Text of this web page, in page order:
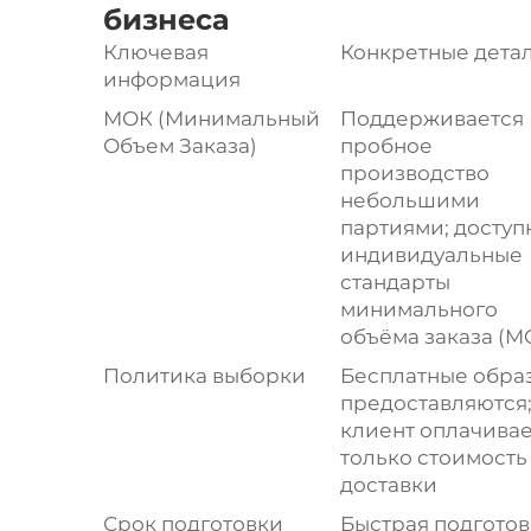
бизнеса
Ключевая
информация
Конкретные
МОК (Минимальный
Объем Заказа)
Поддерживается
пробное
производство
небольшими
партиями;
индивидуальные
стандарты
минимального
объёма заказа
Политика выборки
Бесплатные
предоставляются;
клиент
только стоимость
доставки
Срок подготовки
Быстрая